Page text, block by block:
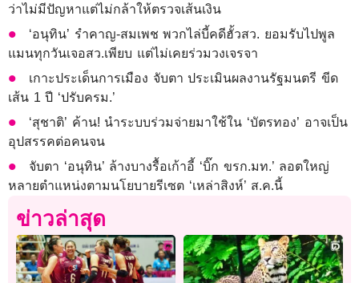
ว่าไม่มีปัญหาแต่ไม่กล้าให้ตรวจเส้นเงิน
‘อนุทิน’ รำคาญ-สมเพช พวกไล่บี้คดีฮั้วสว. ยอมรับไปพูล
แมนทุกวันเจอสว.เพียบ แต่ไม่เคยร่วมวงเจรจา
เกาะประเด็นการเมือง จับตา ประเมินผลงานรัฐมนตรี ขีด
เส้น 1 ปี ‘ปรับครม.’
‘สุชาติ’ ค้าน! นำระบบร่วมจ่ายมาใช้ใน ‘บัตรทอง’ อาจเป็น
อุปสรรคต่อคนจน
จับตา ‘อนุทิน’ ล้างบางรื้อเก้าอี้ ‘บิ๊ก ขรก.มท.’ ลอตใหญ่
หลายตำแหน่งตามนโยบายรีเซต ‘เหล่าสิงห์’ ส.ค.นี้
ข่าวล่าสุด